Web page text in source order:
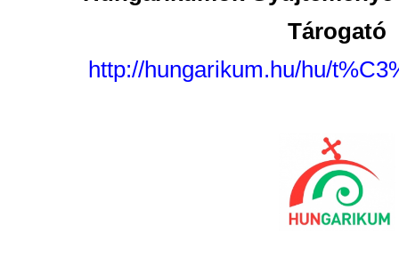
Tárogató
http://hungarikum.hu/hu/